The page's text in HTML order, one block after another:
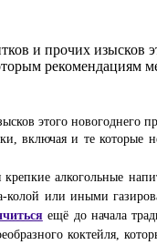
этого новогоднего
включая и те которые
крепкие алкогольные
колой или иными
ещё до начала
коктейля,